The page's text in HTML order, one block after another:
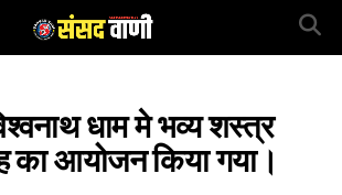
धाम मे भव्य शस्त्र
का आयोजन किया गया।